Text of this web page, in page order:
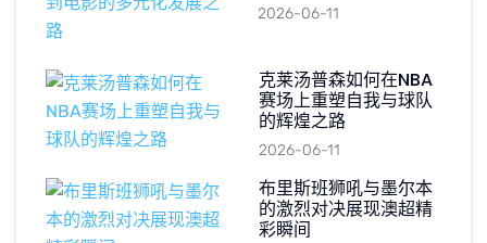
2026-06-11
克莱汤普森如何在NBA
赛场上重塑自我与球队
的辉煌之路
2026-06-11
布里斯班狮吼与墨尔本
的激烈对决展现澳超精
彩瞬间